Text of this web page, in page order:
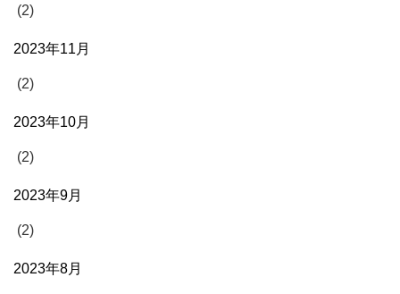
(2)
2023年11月
(2)
2023年10月
(2)
2023年9月
(2)
2023年8月